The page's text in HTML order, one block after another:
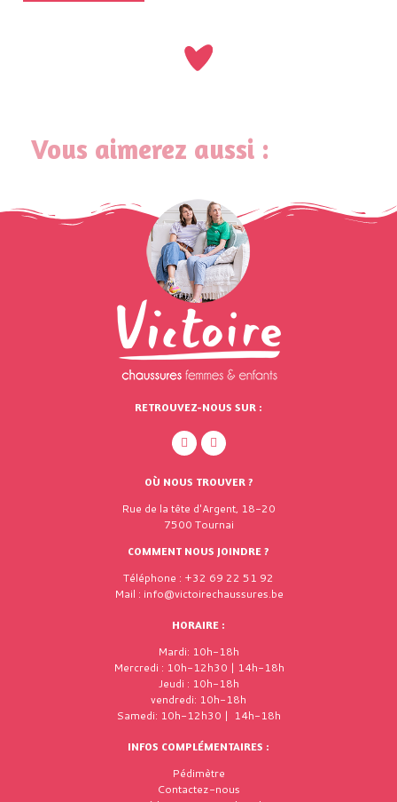
Vous aimerez aussi :
RETROUVEZ-NOUS SUR :
OÙ NOUS TROUVER ?
Rue de la tête d'Argent, 18-20
7500 Tournai
COMMENT NOUS JOINDRE ?
Téléphone : +32 69 22 51 92
Mail : info@victoirechaussures.be
HORAIRE :
Mardi: 10h-18h
Mercredi : 10h-12h30 | 14h-18h
Jeudi : 10h-18h
vendredi: 10h-18h
Samedi: 10h-12h30 | 14h-18h
INFOS COMPLÉMENTAIRES :
Pédimètre
Contactez-nous